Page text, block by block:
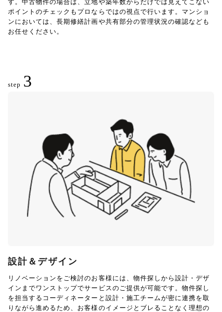
す。中古物件の場合は、立地や築年数からだけでは見えてこない
ポイントのチェックもプロならではの視点で行います。マンショ
ンにおいては、長期修繕計画や共有部分の管理状況の確認なども
お任せください。
step 3
設計＆デザイン
リノベーションをご検討のお客様には、物件探しから設計・デザ
インまでワンストップでサービスのご提供が可能です。物件探し
を担当するコーディネーターと設計・施工チームが密に連携を取
りながら進めるため、お客様のイメージとブレることなく理想の